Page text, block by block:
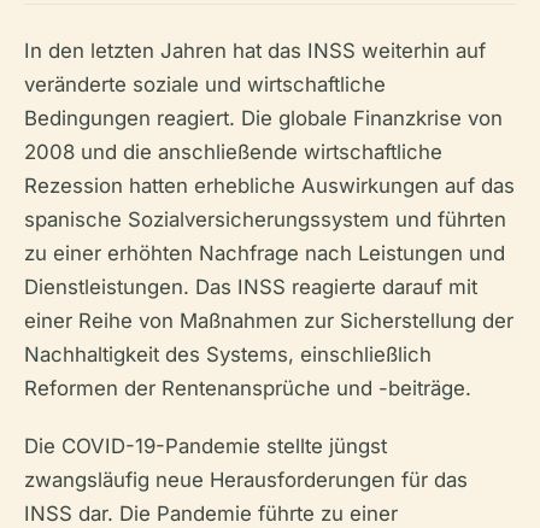
In den letzten Jahren hat das INSS weiterhin auf
veränderte soziale und wirtschaftliche
Bedingungen reagiert. Die globale Finanzkrise von
2008 und die anschließende wirtschaftliche
Rezession hatten erhebliche Auswirkungen auf das
spanische Sozialversicherungssystem und führten
zu einer erhöhten Nachfrage nach Leistungen und
Dienstleistungen. Das INSS reagierte darauf mit
einer Reihe von Maßnahmen zur Sicherstellung der
Nachhaltigkeit des Systems, einschließlich
Reformen der Rentenansprüche und -beiträge.
Die COVID-19-Pandemie stellte jüngst
zwangsläufig neue Herausforderungen für das
INSS dar. Die Pandemie führte zu einer